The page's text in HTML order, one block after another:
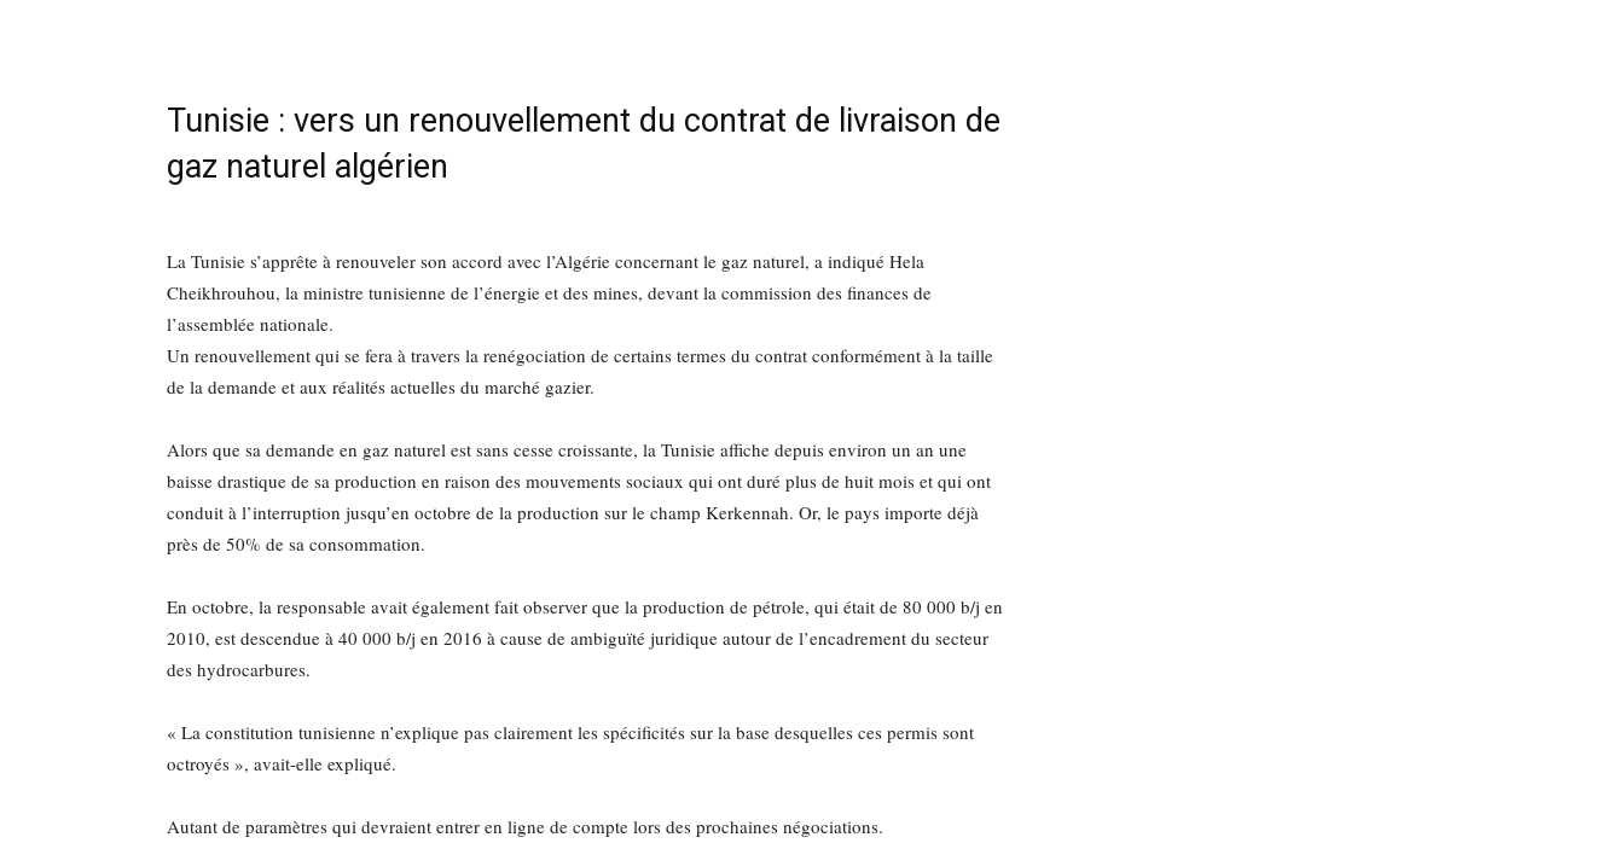
Tunisie : vers un renouvellement du contrat de livraison de
gaz naturel algérien
La Tunisie s’apprête à renouveler son accord avec l’Algérie concernant le gaz naturel, a indiqué Hela
Cheikhrouhou, la ministre tunisienne de l’énergie et des mines, devant la commission des finances de
l’assemblée nationale.
Un renouvellement qui se fera à travers la renégociation de certains termes du contrat conformément à la taille
de la demande et aux réalités actuelles du marché gazier.
Alors que sa demande en gaz naturel est sans cesse croissante, la Tunisie affiche depuis environ un an une
baisse drastique de sa production en raison des mouvements sociaux qui ont duré plus de huit mois et qui ont
conduit à l’interruption jusqu’en octobre de la production sur le champ Kerkennah. Or, le pays importe déjà
près de 50% de sa consommation.
En octobre, la responsable avait également fait observer que la production de pétrole, qui était de 80 000 b/j en
2010, est descendue à 40 000 b/j en 2016 à cause de ambiguïté juridique autour de l’encadrement du secteur
des hydrocarbures.
« La constitution tunisienne n’explique pas clairement les spécificités sur la base desquelles ces permis sont
octroyés », avait-elle expliqué.
Autant de paramètres qui devraient entrer en ligne de compte lors des prochaines négociations.